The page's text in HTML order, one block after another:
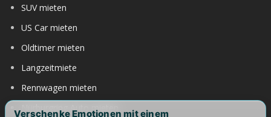
SUV mieten
US Car mieten
Oldtimer mieten
Langzeitmiete
Rennwagen mieten
Nürburgring Auto mieten
Verschenke Emotionen mit einem